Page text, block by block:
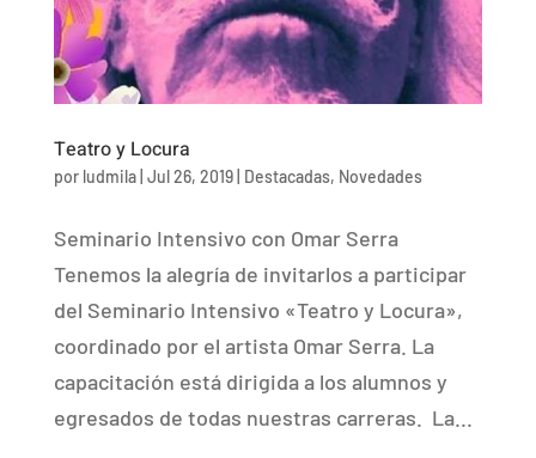
Teatro y Locura
por ludmila| Jul 26, 2019| Destacadas, Novedades
Seminario Intensivo con Omar Serra
Tenemos la alegría de invitarlos a participar
del Seminario Intensivo «Teatro y Locura»,
coordinado por el artista Omar Serra. La
capacitación está dirigida a los alumnos y
egresados de todas nuestras carreras. La...